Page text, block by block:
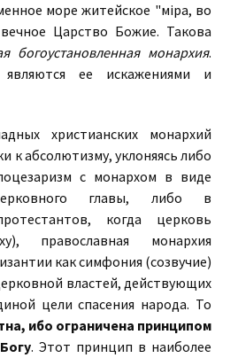
море житейское "мiра, во
Царство Божие. Такова
богоустановленная монархия.
ее искажениями и
христианских монархий
к абсолютизму, уклоняясь либо
с монархом в виде
главы, либо в
когда церковь
православная монархия
как симфония (созвучие)
властей, действующих
цели спасения народа. То
ибо ограничена принципом
. Этот принцип в наиболее